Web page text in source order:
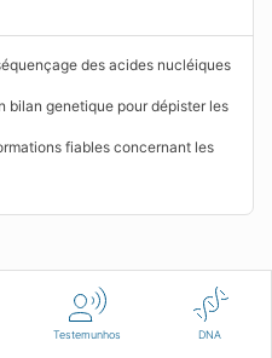
Testemunhos DNA
des acides nucléiques
bilan genetique pour dépister les
fiables concernant les
de Utilização Contacte-nos